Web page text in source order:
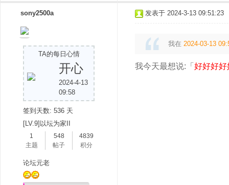
sony2500a
TA的每日心情
开心
2024-4-13
09:58
签到天数: 536 天
[LV.9]以坛为家II
1
主题
548
帖子
4839
积分
论坛元老
发表于 2024-3-13 09:51:23
我在 2024-03-13
我今天最想说:「 好好好好